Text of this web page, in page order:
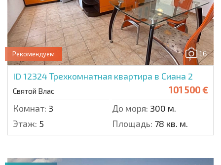
16
Рекомендуем
ID 12324Трехкомнатная квартира в Сиана 2
Святой Влас 101 500 €
Комнат: 3 До моря: 300 м.
Этаж: 5 Площадь: 78 кв. м.